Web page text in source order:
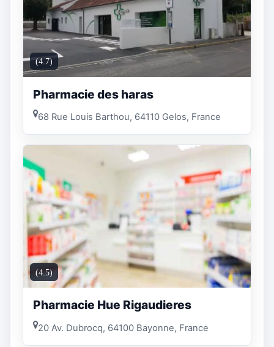
(4.7)
Pharmacie des haras
68 Rue Louis Barthou, 64110 Gelos, France
(4.5)
Pharmacie Hue Rigaudieres
20 Av. Dubrocq, 64100 Bayonne, France